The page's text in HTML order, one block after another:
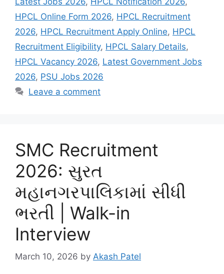
HPCL Online Form 2026, HPCL Recruitment
2026, HPCL Recruitment Apply Online, HPCL
Recruitment Eligibility, HPCL Salary Details,
HPCL Vacancy 2026, Latest Government Jobs
2026, PSU Jobs 2026
Leave a comment
SMC Recruitment
2026: સુરત
મહાનગરપાલિકામાં સીધી
ભરતી | Walk-in
Interview
March 10, 2026 by Akash Patel